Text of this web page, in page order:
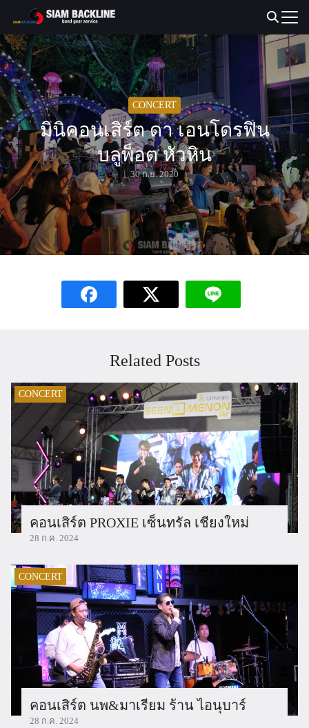
content
Search
for:
CONCERT
มินิคอนเสิร์ต ดา เอนโดรฟิน
บลูพ็อต หัวหิน
30 ก.ย. 2020
Related Posts
CONCERT
คอนเสิร์ต PROXIE เซ็นทรัล เชียงใหม่
28 ก.ค. 2024
CONCERT
คอนเสิร์ต นพ&มาเรียม ร้าน ไอนุบาร์
28 ก.ค. 2024